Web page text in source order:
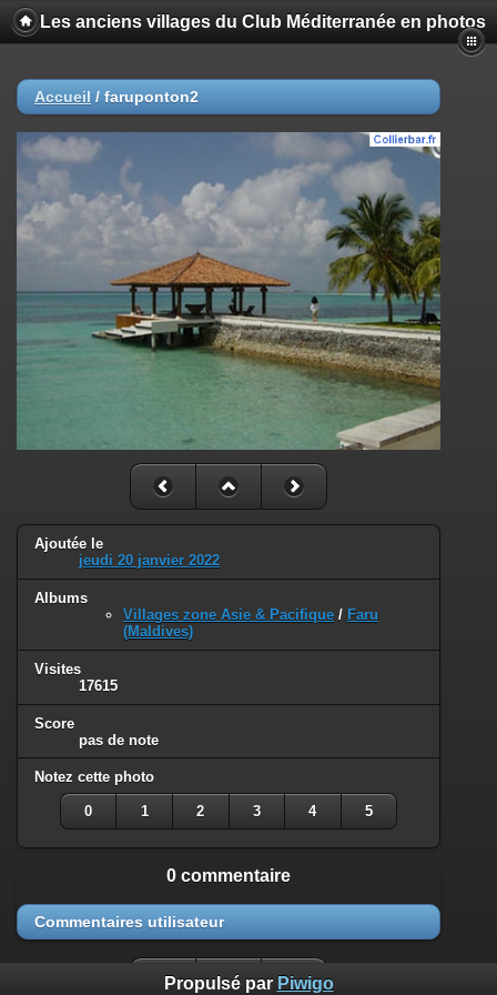
Les anciens villages du Club Méditerranée en photos
Accueil / faruponton2
Ajoutée le
jeudi 20 janvier 2022
Albums
Villages zone Asie & Pacifique / Faru
(Maldives)
Visites
17615
Score
pas de note
Notez cette photo
0 1 2 3 4 5
0 commentaire
Commentaires utilisateur
Propulsé par Piwigo